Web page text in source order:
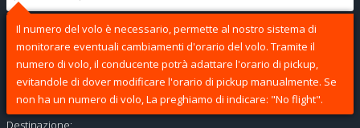
Il numero del volo è necessario, permette al nostro sistema di
monitorare eventuali cambiamenti d'orario del volo. Tramite il
numero di volo, il conducente potrà adattare l'orario di pickup,
evitandole di dover modificare l'orario di pickup manualmente. Se
non ha un numero di volo, La preghiamo di indicare: "No flight".